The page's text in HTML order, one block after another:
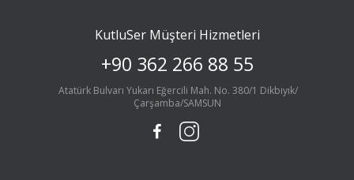
KutluSer Müşteri Hizmetleri
+90 362 266 88 55
Atatürk Bulvarı Yukarı Eğercili Mah. No. 380/1 Dikbıyık/
Çarşamba/SAMSUN